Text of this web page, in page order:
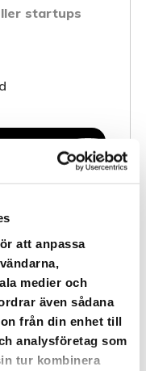
att anpassa
medier och
även sådana
från din enhet till
analysföretag som
tur kombinera
startups
trafik, leads och
stark närvaro